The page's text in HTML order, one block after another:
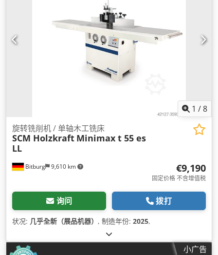
1 /8
Bitburg 9,610 km
旋转铣削机 / 单轴木工铣床
SCM Holzkraft Minimax t 55 es
LL
€9,190
固定价格 不含增值税
询问 拨打
状况: 几乎全新（展品机器） , 制造年份: 2025,
小广告